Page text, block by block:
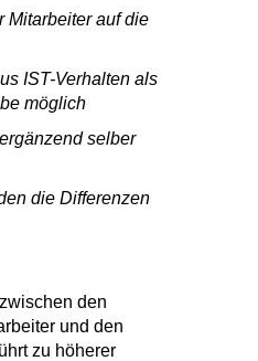
Mitarbeiter auf die
IST-Verhalten als
möglich
selber
die Differenzen
den
und den
zu höherer